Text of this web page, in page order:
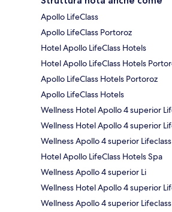
Apollo LifeClass
Apollo LifeClass Portoroz
Hotel Apollo LifeClass Hotels
Hotel Apollo LifeClass Hotels
Apollo LifeClass Hotels Portoroz
Apollo LifeClass Hotels
Wellness Hotel Apollo 4 superior
Wellness Hotel Apollo 4 superior
Wellness Apollo 4 superior
Hotel Apollo LifeClass Hotels Spa
Wellness Apollo 4 superior Li
Wellness Hotel Apollo 4 superior
Wellness Apollo 4 superior